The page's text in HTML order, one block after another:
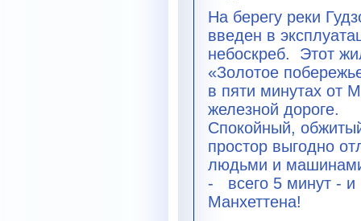
На берегу реки
введен в
небоскреб.
Этот
«Золотое
в пяти минутах от
железной дороге.
Спокойный,
простор выгодно
людьми и
- всего 5 минут -
Манхеттена!